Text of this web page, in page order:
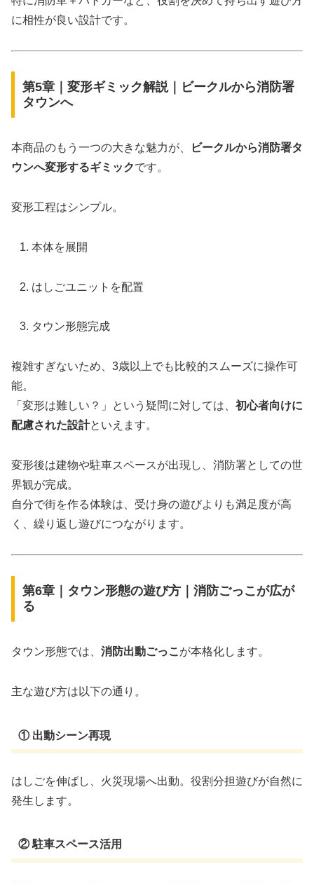
に相性が良い設計です。
第5章｜変形ギミック解説｜ビークルから消防署
タウンへ
本商品のもう一つの大きな魅力が、
ビークルから消防署タ
ウンへ変形するギミックです。
変形工程はシンプル。
本体を展開
はしごユニットを配置
タウン形態完成
複雑すぎないため、3歳以上でも比較的スムーズに操作可
能。
「変形は難しい？」という疑問に対しては、 初心者向けに
配慮された設計といえます。
変形後は建物や駐車スペースが出現し、消防署としての世
界観が完成。
自分で街を作る体験は、受け身の遊びよりも満足度が高
く、繰り返し遊びにつながります。
第6章｜タウン形態の遊び方｜消防ごっこが広が
る
タウン形態では、 消防出動ごっこ が本格化します。
主な遊び方は以下の通り。
① 出動シーン再現
はしごを伸ばし、火災現場へ出動。役割分担遊びが自然に
発生します。
② 駐車スペース活用